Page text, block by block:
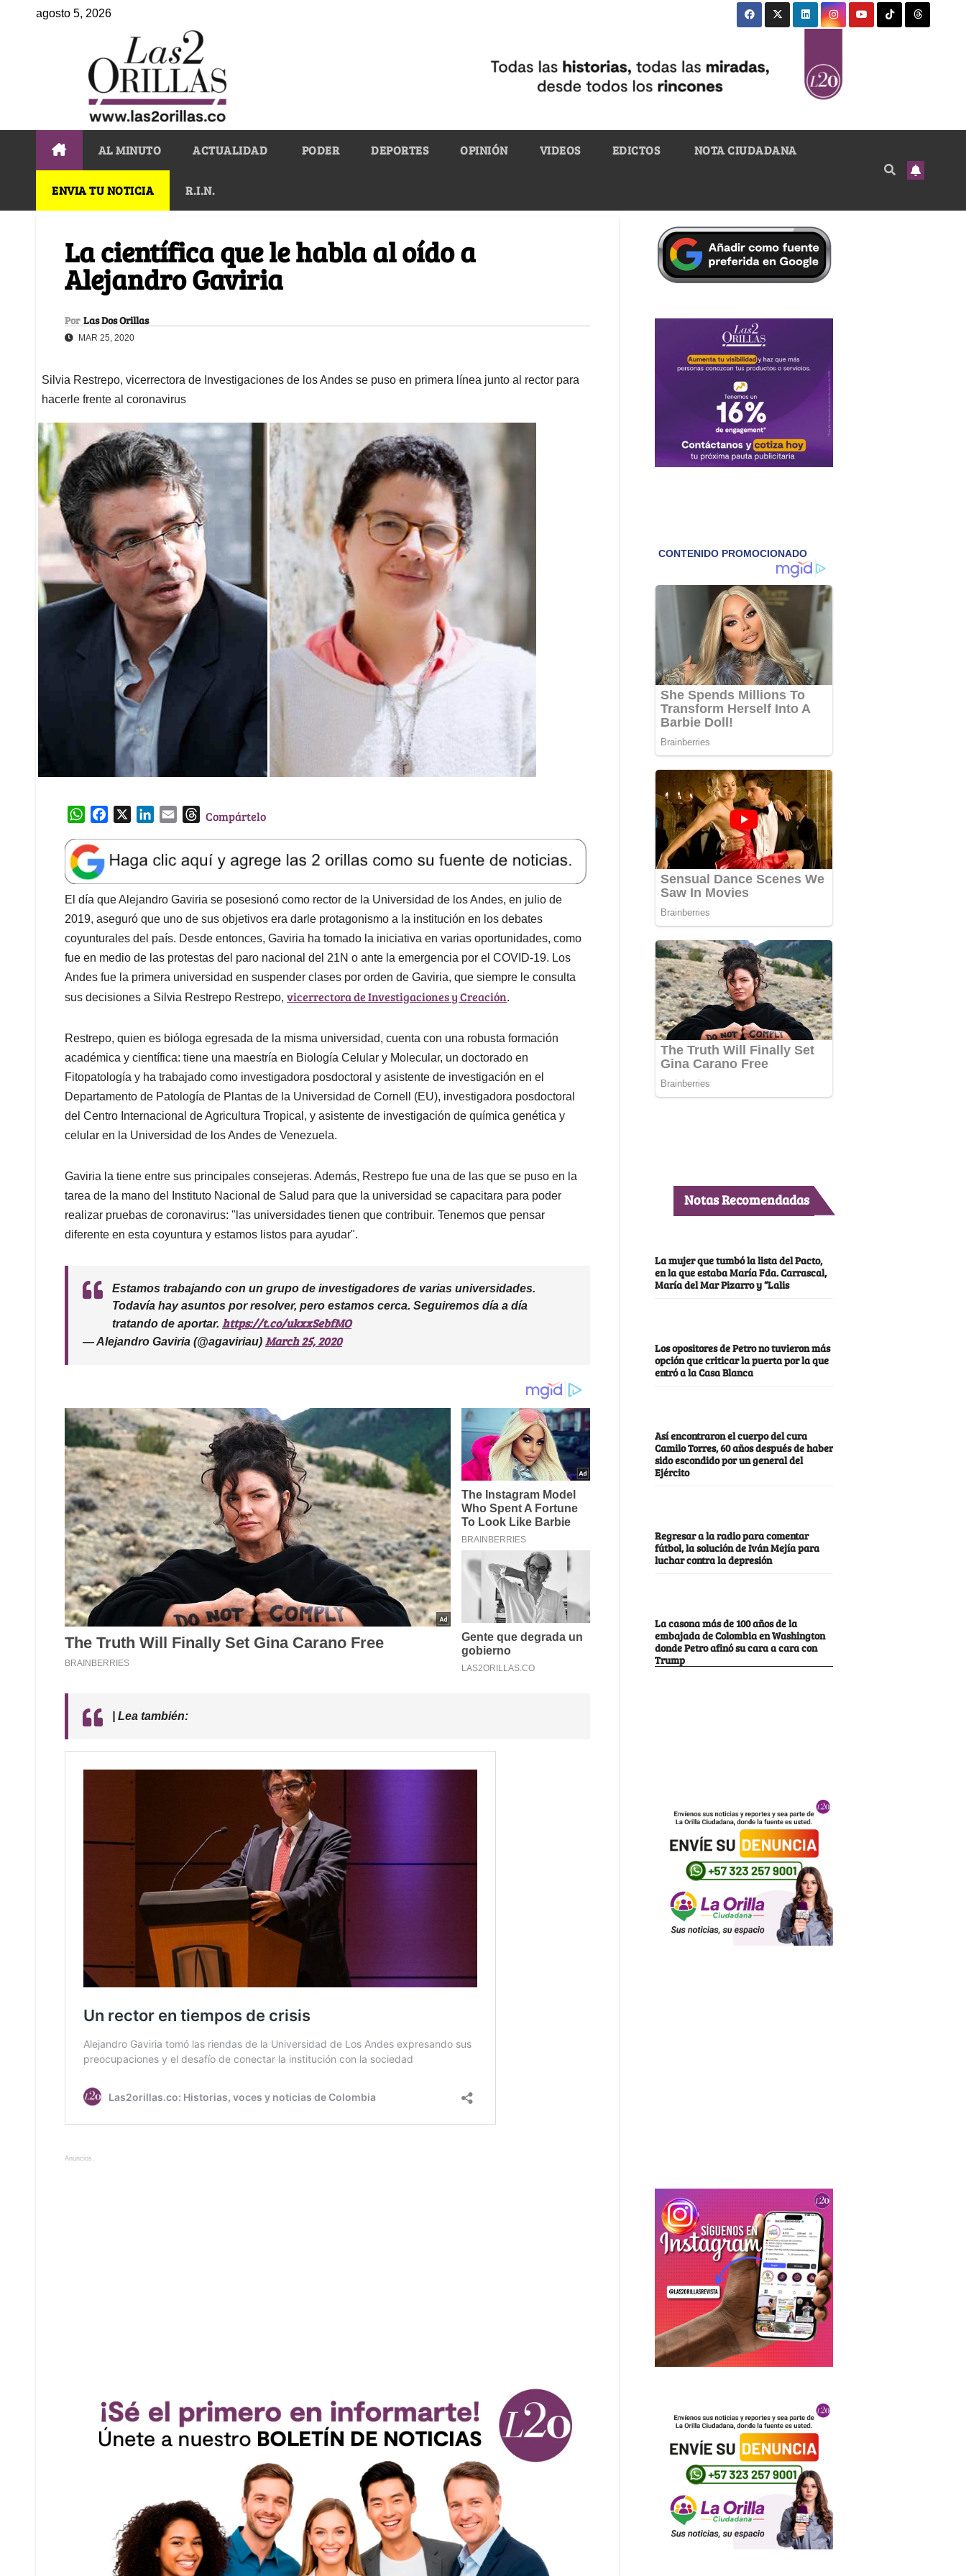
agosto 5, 2026
AL MINUTO ACTUALIDAD PODER DEPORTES OPINIÓN VIDEOS EDICTOS NOTA CIUDADANA
ENVIA TU NOTICIA R.I.N.
La científica que le habla al oído a
Alejandro Gaviria
Por Las Dos Orillas
MAR 25, 2020
Silvia Restrepo, vicerrectora de Investigaciones de los Andes se puso en primera línea junto al rector para
hacerle frente al coronavirus
W
a
t
s
A
p
p
e
b
o
o
k
k
e
d
I
n
l
T
e
a
d
s
Compártelo
El día que Alejandro Gaviria se posesionó como rector de la Universidad de los Andes, en julio de
2019, aseguró que uno de sus objetivos era darle protagonismo a la institución en los debates
coyunturales del país. Desde entonces, Gaviria ha tomado la iniciativa en varias oportunidades, como
fue en medio de las protestas del paro nacional del 21N o ante la emergencia por el COVID-19. Los
Andes fue la primera universidad en suspender clases por orden de Gaviria, que siempre le consulta
sus decisiones a Silvia Restrepo Restrepo, vicerrectora de Investigaciones y Creación.
Restrepo, quien es bióloga egresada de la misma universidad, cuenta con una robusta formación
académica y científica: tiene una maestría en Biología Celular y Molecular, un doctorado en
Fitopatología y ha trabajado como investigadora posdoctoral y asistente de investigación en el
Departamento de Patología de Plantas de la Universidad de Cornell (EU), investigadora posdoctoral
del Centro Internacional de Agricultura Tropical, y asistente de investigación de química genética y
celular en la Universidad de los Andes de Venezuela.
Gaviria la tiene entre sus principales consejeras. Además, Restrepo fue una de las que se puso en la
tarea de la mano del Instituto Nacional de Salud para que la universidad se capacitara para poder
realizar pruebas de coronavirus: "las universidades tienen que contribuir. Tenemos que pensar
diferente en esta coyuntura y estamos listos para ayudar".
Estamos trabajando con un grupo de investigadores de varias universidades.
Todavía hay asuntos por resolver, pero estamos cerca. Seguiremos día a día
tratando de aportar. https://t.co/ukxxSebfMO
— Alejandro Gaviria (@agaviriau) March 25, 2020
| Lea también:
Anuncios.
Notas Recomendadas
La mujer que tumbó la lista del Pacto,
en la que estaba María Fda. Carrascal,
María del Mar Pizarro y “Lalis
Los opositores de Petro no tuvieron más
opción que criticar la puerta por la que
entró a la Casa Blanca
Así encontraron el cuerpo del cura
Camilo Torres, 60 años después de haber
sido escondido por un general del
Ejército
Regresar a la radio para comentar
fútbol, la solución de Iván Mejía para
luchar contra la depresión
La casona más de 100 años de la
embajada de Colombia en Washington
donde Petro afinó su cara a cara con
Trump